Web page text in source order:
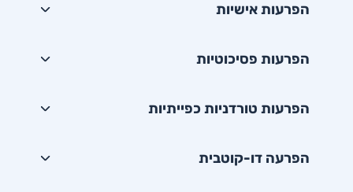
הפרעות אישיות
הפרעות פסיכוטיות
הפרעות טורדניות כפייתיות
הפרעה דו-קוטבית